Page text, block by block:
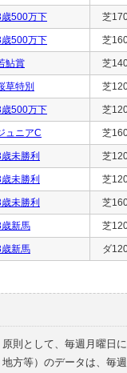
500万下 芝
500万下 芝
鮎賞 芝
草特別 芝
500万下 芝
ュニアC 芝
未勝利 芝
未勝利 芝
未勝利 芝
新馬 芝
新馬 ダ
則として、毎週月曜日
方等）のデータは、毎